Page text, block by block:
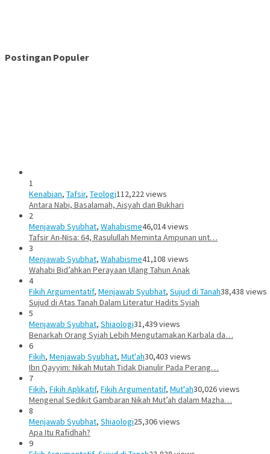
Postingan Populer
1
Kenabian, Tafsir, Teologi112,222 views
Antara Nabi, Basalamah, Aisyah dan Bukhari
2
Menjawab Syubhat, Wahabisme46,014 views
Tafsir An-Nisa: 64, Rasulullah Meminta Ampunan unt…
3
Menjawab Syubhat, Wahabisme41,108 views
Wahabi Bid’ahkan Perayaan Ulang Tahun Anak
4
Fikih Argumentatif, Menjawab Syubhat, Sujud di Tanah38,438 views
Sujud di Atas Tanah Dalam Literatur Hadits Syiah
5
Menjawab Syubhat, Shiaologi31,439 views
Benarkah Orang Syiah Lebih Mengutamakan Karbala da…
6
Fikih, Menjawab Syubhat, Mut'ah30,403 views
Ibn Qayyim: Nikah Mutah Tidak Dianulir Pada Perang…
7
Fikih, Fikih Aplikatif, Fikih Argumentatif, Mut'ah30,026 views
Mengenal Sedikit Gambaran Nikah Mut’ah dalam Mazha…
8
Menjawab Syubhat, Shiaologi25,306 views
Apa Itu Rafidhah?
9